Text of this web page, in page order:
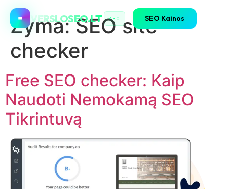
VERSLOSEO.LT PRO SEO Kainos
Žyma:SEO site
checker
Free SEO checker: Kaip
Naudoti Nemokamą SEO
Tikrintuvą